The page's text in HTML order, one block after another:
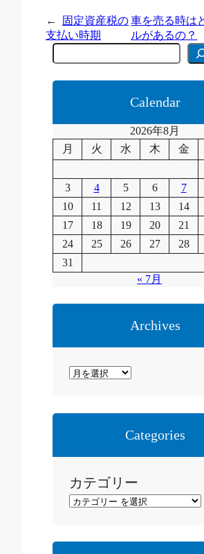
←
固定資産税の
支払い時期
車を売る時は
ルがあるの？
C
e
c
Calendar
2026年8月
月
火 水 木 金
3
4 5 6 7
10
11 12 13 14
17
18 19 20 21
24
25 26 27 28
31
« 7月
Archives
ア
カ
Categories
カテゴリー